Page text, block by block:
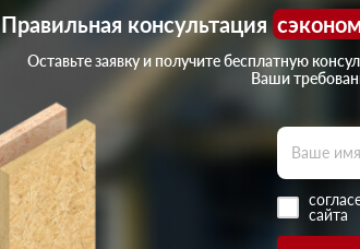
Правильная консультация
Оставьте заявку и получите бесплатную
Ваши
сайта